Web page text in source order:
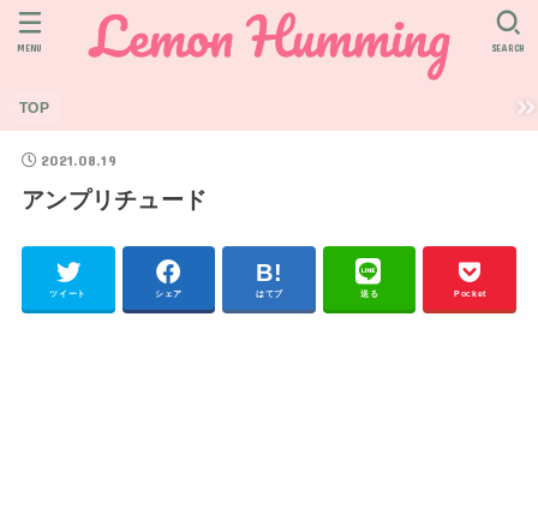
TOP
SEARCH
MENU
2021.08.19
アンプリチュード
ツイート シェア はてブ 送る Pocket